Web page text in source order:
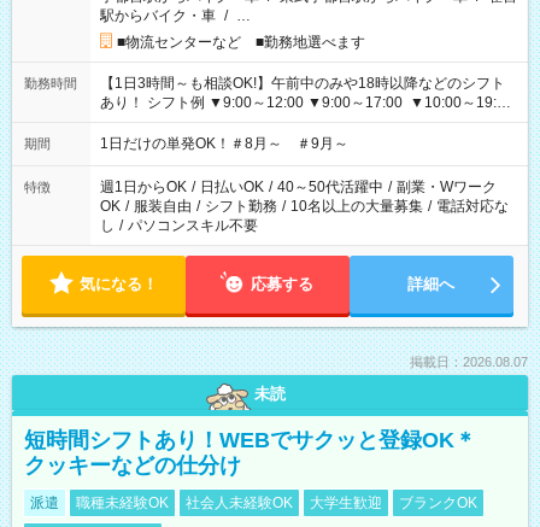
駅からバイク・車 / …
■物流センターなど ■勤務地選べます
勤務時間
【1日3時間～も相談OK!】午前中のみや18時以降などのシフト
あり！ シフト例 ▼9:00～12:00 ▼9:00～17:00 ▼10:00～19:00
▼18:00～21:00
期間 1日だけの単発OK！＃8月～ ＃9月～
特徴 週1日からOK / 日払いOK / 40～50代活躍中 / 副業・Wワーク
OK / 服装自由 / シフト勤務 / 10名以上の大量募集 / 電話対応な
し / パソコンスキル不要
気になる！ 応募する 詳細へ
掲載日：2026.08.07
未読
短時間シフトあり！WEBでサクッと登録OK＊
クッキーなどの仕分け
派遣 職種未経験OK 社会人未経験OK 大学生歓迎
ブランクOK